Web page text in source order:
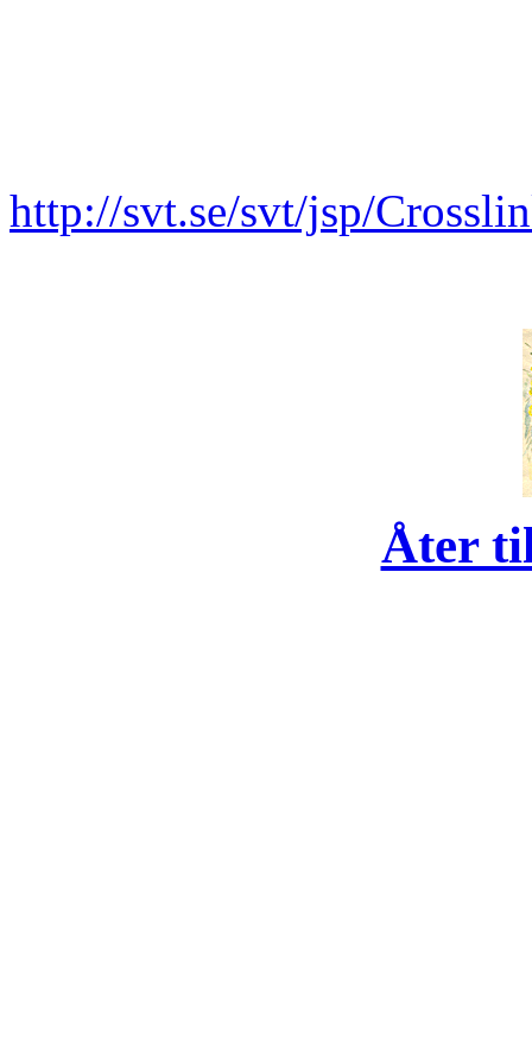
http://svt.se/svt/jsp/
Åter